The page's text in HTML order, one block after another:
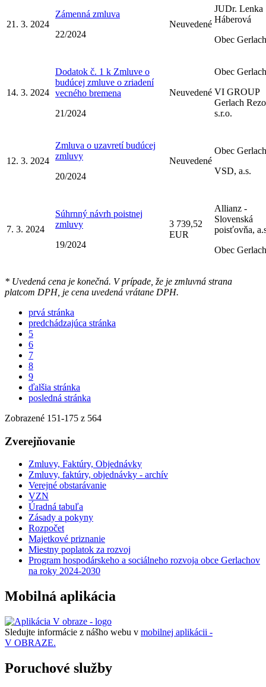
21. 3. 2024
Zámenná zmluva
22/2024
Neuvedené
JUDr. Lenka
Háberová
Obec
14. 3. 2024
Dodatok č. 1 k Zmluve o
budúcej zmluve o zriadení
vecného bremena
21/2024
Neuvedené
Obec
VI GROUP
Gerlach
s.r.o.
12. 3. 2024
Zmluva o uzavretí budúcej
zmluvy
20/2024
Neuvedené
Obec
VSD, a.s.
7. 3. 2024
Súhrnný návrh poistnej
zmluvy
19/2024
3 739,52
EUR
Allianz -
Slovenská
poisťovňa,
Obec
* Uvedená cena je konečná. V prípade, že je zmluvná strana
platcom DPH, je cena uvedená vrátane DPH.
prvá stránka
predchádzajúca stránka
5
6
7
8
9
ďalšia stránka
posledná stránka
Zobrazené 151-175 z 564
Zverejňovanie
Zmluvy, Faktúry, Objednávky
Zmluvy, faktúry, objednávky - archív
Verejné obstarávanie
VZN
Úradná tabuľa
Zásady a pokyny
Rozpočet
Majetkové priznanie
Miestny poplatok za rozvoj
Program hospodárskeho a sociálneho rozvoja obce Gerlachov
na roky 2024-2030
Mobilná aplikácia
Sledujte informácie z nášho webu v mobilnej aplikácii -
V OBRAZE.
Poruchové služby